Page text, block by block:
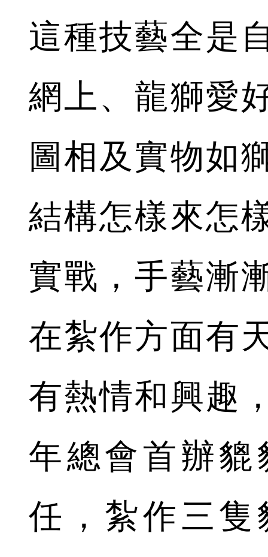
這種技藝全是
網上、龍獅愛
圖相及實物如
結構怎樣來怎
實戰，手藝漸
在紮作方面有
有熱情和興趣
年總會首辦貔
任，紮作三隻